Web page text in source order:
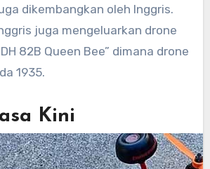
dikembangkan oleh Inggris.
juga mengeluarkan drone
82B Queen Bee” dimana drone
1935.
Kini